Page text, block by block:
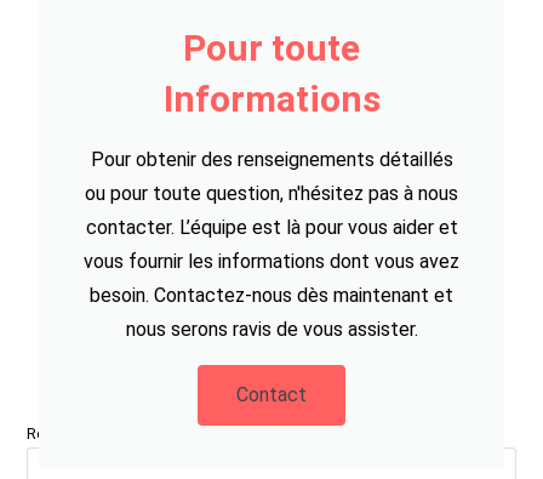
Pour toute
Informations
Pour obtenir des renseignements détaillés
ou pour toute question, n'hésitez pas à nous
contacter. L’équipe est là pour vous aider et
vous fournir les informations dont vous avez
besoin. Contactez-nous dès maintenant et
nous serons ravis de vous assister.
Contact
Rechercher